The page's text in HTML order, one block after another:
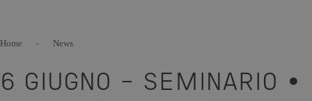
Home News
6 GIUGNO – SEMINARIO •